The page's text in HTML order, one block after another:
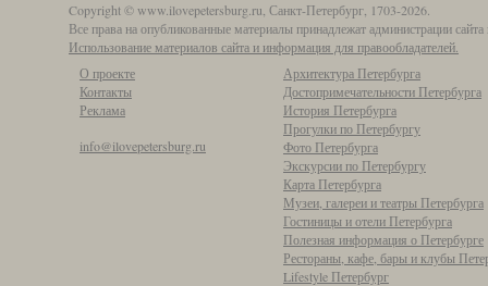
Copyright © www.ilovepetersburg.ru, Санкт-Петербург, 1703-2026.
Все права на опубликованные материалы принадлежат администрации
Использование материалов сайта и информация для правообладателей.
О проекте
Контакты
Реклама
info@ilovepetersburg.ru
Архитектура Петербурга
Достопримечательности Петербурга
История Петербурга
Прогулки по Петербургу
Фото Петербурга
Экскурсии по Петербургу
Карта Петербурга
Музеи, галереи и театры Петербурга
Гостиницы и отели Петербурга
Полезная информация о Петербурге
Рестораны, кафе, бары и клубы
Lifestyle Петербург